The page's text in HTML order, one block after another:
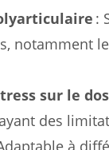
:
notamment
sur le dos
des
à